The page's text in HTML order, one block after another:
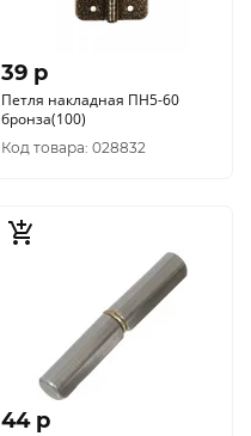
39 p
Петля накладная ПН5-60
бронза(100)
Код товара: 028832
44 p